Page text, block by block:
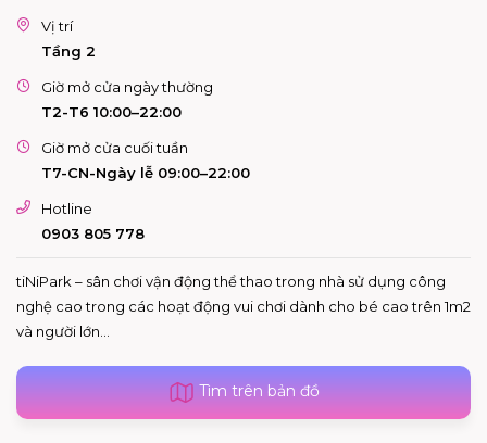
Vị trí
Tầng 2
Giờ mở cửa ngày thường
T2-T6 10:00–22:00
Giờ mở cửa cuối tuần
T7-CN-Ngày lễ 09:00–22:00
Hotline
0903 805 778
tiNiPark – sân chơi vận động thể thao trong nhà sử dụng công
nghệ cao trong các hoạt động vui chơi dành cho bé cao trên 1m2
và người lớn...
Tìm trên bản đồ